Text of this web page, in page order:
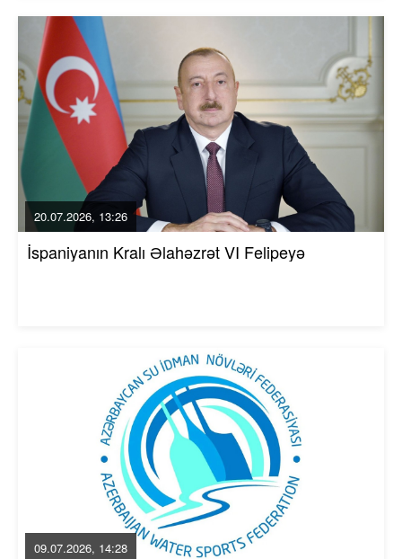
20.07.2026, 13:26
İspaniyanın Kralı Əlahəzrət VI Felipeyə
09.07.2026, 14:28